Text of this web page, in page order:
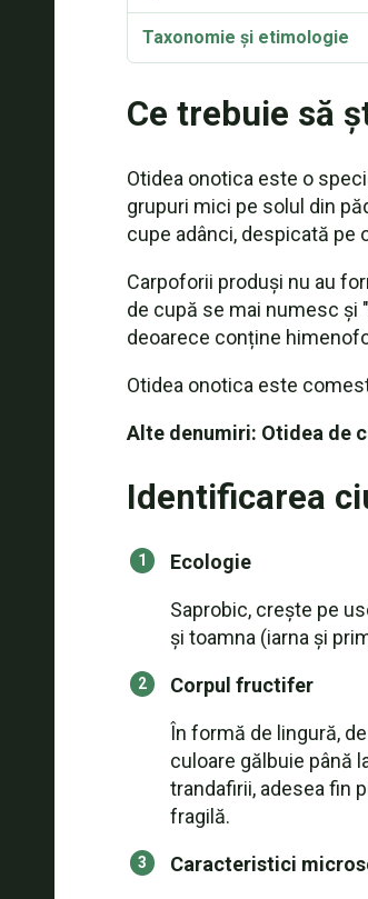
Taxonomie și etimologie
Ce trebuie să
Otidea onotica este o
grupuri mici pe solul din
cupe adânci, despicată pe
Carpoforii produși nu au
de cupă se mai numesc și
deoarece conține
Otidea onotica este
Alte denumiri: Otidea de
Identificarea
Ecologie
Saprobic, crește pe
și toamna (iarna și
Corpul fructifer
În formă de lingură,
culoare gălbuie până
trandafirii, adesea fin
fragilă.
Caracteristici